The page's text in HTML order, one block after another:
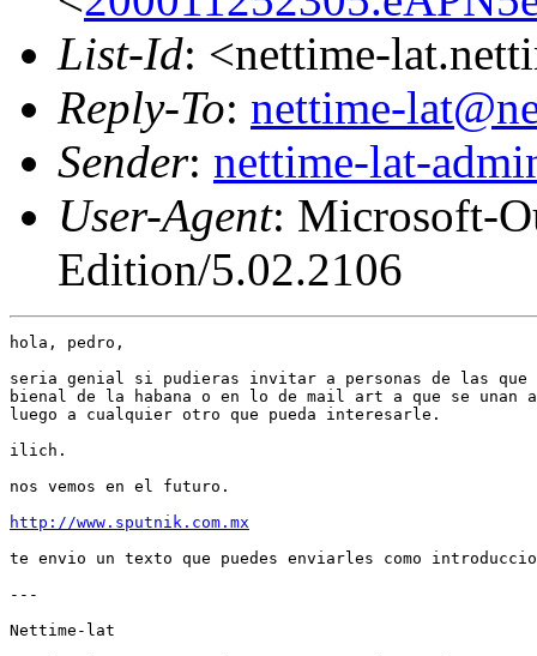
List-Id: <nettime-
Reply-To: nettime-
Sender: nettime-lat-
User-Agent: Microsoft-
Edition/5.02.2106
hola, pedro,
seria genial si pudieras invitar a personas de las
bienal de la habana o en lo de mail art a que se unan
luego a cualquier otro que pueda interesarle.
ilich.
nos vemos en el futuro.
http://www.sputnik.com.mx
te envio un texto que puedes enviarles como
---
Nettime-lat